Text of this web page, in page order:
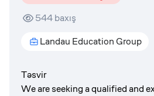
544baxış
Landau Education Group
Təsvir
We are seeking a qualified and